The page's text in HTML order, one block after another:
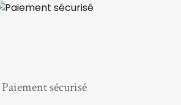
Paiement sécurisé